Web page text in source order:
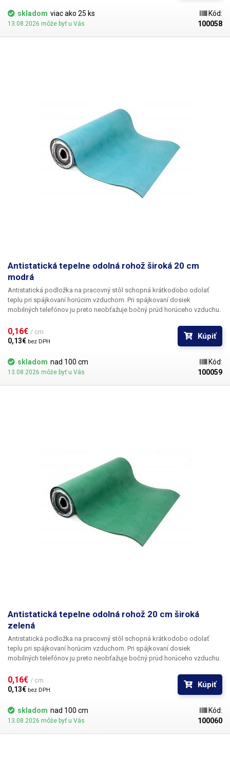
skladom viac ako 25 ks
13.08.2026 môže byť u Vás
Kód:
100058
Antistatická tepelne odolná rohož široká 20 cm
modrá
Antistatická podložka na pracovný stôl schopná krátkodobo odolať
teplu pri spájkovaní horúcim vzduchom. Pri spájkovaní dosiek
mobilných telefónov ju preto neobťažuje bočný prúd horúceho vzduchu.
hľadiska; materiál sa dá ľahko utrieť aj s použitím chemických
prostriedkov, ako je alkohol alebo izopropylalkohol. Materiál je veľmi
pružný a po zakrytí bude pôsobiť ako veľmi dobrá ochrana dosky stola.
0,16€ / cm
0,13€ bez DPH
Kúpiť
skladom nad 100 cm
13.08.2026 môže byť u Vás
Kód:
100059
Antistatická tepelne odolná rohož 20 cm široká
zelená
Antistatická podložka na pracovný stôl schopná krátkodobo odolať
teplu pri spájkovaní horúcim vzduchom. Pri spájkovaní dosiek
mobilných telefónov ju preto neobťažuje bočný prúd horúceho vzduchu.
hľadiska; materiál sa dá ľahko utrieť aj s použitím chemických
prostriedkov, ako je alkohol alebo izopropylalkohol. Materiál je veľmi
pružný a po zakrytí bude pôsobiť ako veľmi dobrá ochrana dosky stola.
0,16€ / cm
0,13€ bez DPH
Kúpiť
skladom nad 100 cm
13.08.2026 môže byť u Vás
Kód:
100060